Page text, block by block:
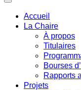
Accueil
La Chaire
À propos
Titulaires
Bourses
Rapports
Projets